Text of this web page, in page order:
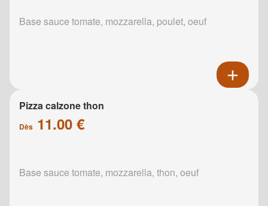
Base sauce tomate, mozzarella, poulet, oeuf
Pizza calzone thon
Dès 11.00 €
Base sauce tomate, mozzarella, thon, oeuf